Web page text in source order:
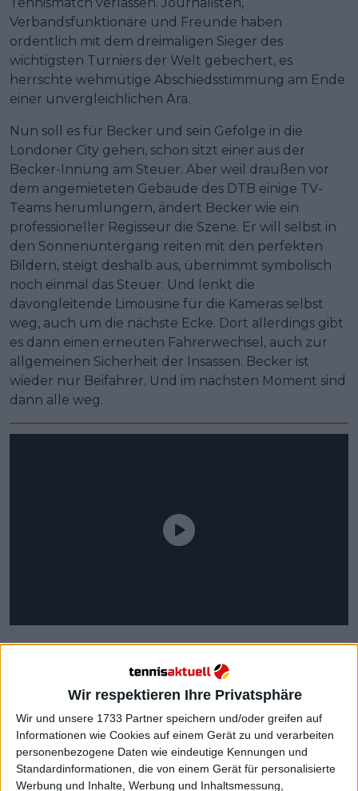
Wir respektieren Ihre Privatsphäre
Wir und unsere 1733 Partner speichern und/oder greifen auf
Informationen wie Cookies auf einem Gerät zu und verarbeiten
personenbezogene Daten wie eindeutige Kennungen und
Standardinformationen, die von einem Gerät für personalisierte
Werbung und Inhalte, Werbung und Inhaltsmessung,
Tennismatch verlassen. Journalisten,
Verbandsfunktionäre und Freunde haben
ordentlich mit dem dreimaligen Sieger des
wichtigsten Turniers der Welt gebechert, es
herrschte wehmütige Abschiedsstimmung am Ende
einer unvergleichlichen Ära.
Nun soll es für Becker und sein Gefolge in die
Londoner City gehen, schon sitzt einer aus der
Becker-Innung am Steuer. Aber weil draußen vor
dem angemieteten Gebäude des DTB einige TV-
Teams herumlungern, ändert Becker wie ein
professioneller Regisseur die Szene. Er will selbst in
den Sonnenuntergang reiten mit den perfekten
Bildern, steigt deshalb aus, übernimmt symbolisch
noch einmal das Steuer. Und lenkt die
davongleitende Limousine für die Kameras selbst
weg, auch um die nächste Ecke. Dort allerdings gibt
es dann einen erneuten Fahrerwechsel, auch zur
allgemeinen Sicherheit der Insassen. Becker ist
wieder nur Beifahrer. Und im nächsten Moment sind
dann alle weg.
Weiterlesen
"Es ist unmöglich zu sagen,